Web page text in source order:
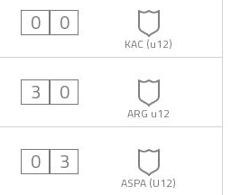
0 0
KAC (u12)
3 0
ARG u12
0 3
ASPA (U12)